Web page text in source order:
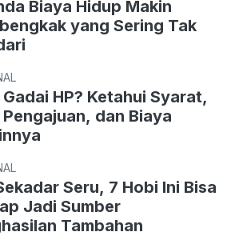
Biaya Hidup Makin
yang Sering Tak
HP? Ketahui Syarat,
Pengajuan, dan Biaya
Seru, 7 Hobi Ini Bisa
Jadi Sumber
Tambahan